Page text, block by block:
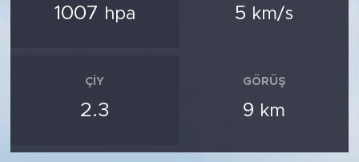
1007 hpa 5 km/s
ÇIY
2.3
GÖRÜŞ
9 km